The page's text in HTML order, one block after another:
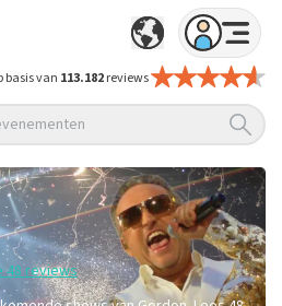
basis van 113.182reviews
48 reviews